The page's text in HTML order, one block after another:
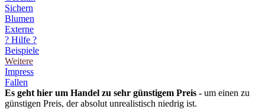
Sichern
Blumen
Externe
? Hilfe ?
Beispiele
Weitere
Impress
Fallen
Es geht hier um Handel zu sehr günstigem Preis - um einen zu
günstigen Preis, der absolut unrealistisch niedrig ist.